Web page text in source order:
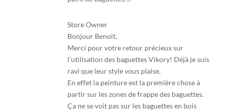
Store Owner
Bonjour Benoit,
Merci pour votre retour précieux sur
l’utilisation des baguettes Vikory! Déjà je suis
ravi que leur style vous plaise.
En effet la peinture est la première chose à
partir sur les zones de frappe des baguettes.
Ça ne se voit pas sur les baguettes en bois